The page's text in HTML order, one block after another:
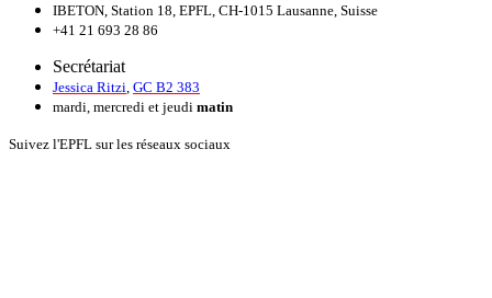
IBETON, Station 18, EPFL, CH-1015 Lausanne, Suisse
+41 21 693 28 86
Secrétariat
Jessica Ritzi GC B2 383
mardi, mercredi et jeudi matin
Suivez l'EPFL sur les réseaux sociaux